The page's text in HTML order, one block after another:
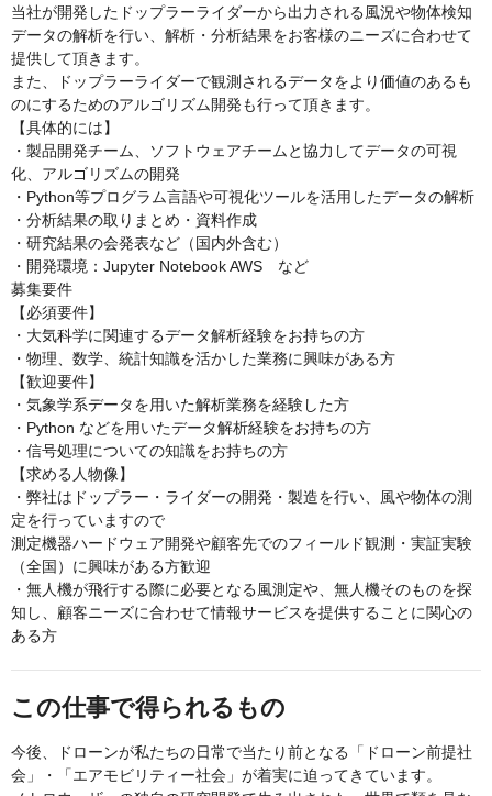
当社が開発したドップラーライダーから出力される風況や物体検知
データの解析を行い、解析・分析結果をお客様のニーズに合わせて
提供して頂きます。
また、ドップラーライダーで観測されるデータをより価値のあるも
のにするためのアルゴリズム開発も行って頂きます。
【具体的には】
・製品開発チーム、ソフトウェアチームと協力してデータの可視
化、アルゴリズムの開発
・Python等プログラム言語や可視化ツールを活用したデータの解析
・分析結果の取りまとめ・資料作成
・研究結果の会発表など（国内外含む）
・開発環境：Jupyter Notebook AWS など
募集要件
【必須要件】
・大気科学に関連するデータ解析経験をお持ちの方
・物理、数学、統計知識を活かした業務に興味がある方
【歓迎要件】
・気象学系データを用いた解析業務を経験した方
・Python などを用いたデータ解析経験をお持ちの方
・信号処理についての知識をお持ちの方
【求める人物像】
・弊社はドップラー・ライダーの開発・製造を行い、風や物体の測
定を行っていますので
測定機器ハードウェア開発や顧客先でのフィールド観測・実証実験
（全国）に興味がある方歓迎
・無人機が飛行する際に必要となる風測定や、無人機そのものを探
知し、顧客ニーズに合わせて情報サービスを提供することに関心の
ある方
この仕事で得られるもの
今後、ドローンが私たちの日常で当たり前となる「ドローン前提社
会」・「エアモビリティー社会」が着実に迫ってきています。